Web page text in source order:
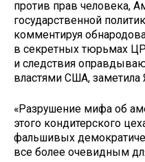
против прав человека,
государственной
комментируя
в секретных тюрьмах
и следствия
властями США, заметила
«Разрушение мифа об
этого кондитерского
фальшивых
все более очевидным